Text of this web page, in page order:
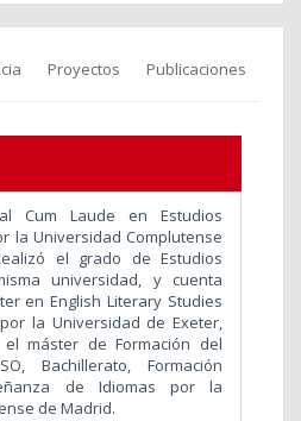
Proyectos Publicaciones
Cum Laude en Estudios
la Universidad Complutense
el grado de Estudios
universidad, y cuenta
en English Literary Studies
la Universidad de Exeter,
máster de Formación del
Bachillerato, Formación
de Idiomas por la
de Madrid.